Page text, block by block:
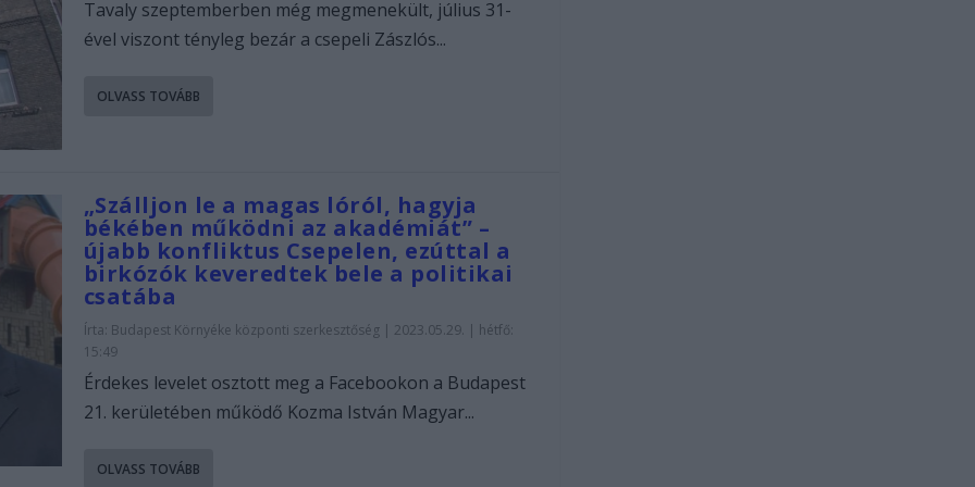
Tavaly szeptemberben még megmenekült, július 31-
ével viszont tényleg bezár a csepeli Zászlós...
OLVASS TOVÁBB
„Szálljon le a magas lóról, hagyja
békében működni az akadémiát” –
újabb konfliktus Csepelen, ezúttal a
birkózók keveredtek bele a politikai
csatába
Írta: Budapest Környéke központi szerkesztőség| 2023.05.29. | hétfő:
15:49
Érdekes levelet osztott meg a Facebookon a Budapest
21. kerületében működő Kozma István Magyar...
OLVASS TOVÁBB